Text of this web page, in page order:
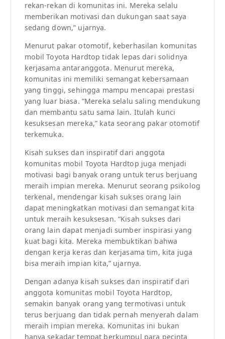
rekan-rekan di komunitas ini. Mereka selalu
memberikan motivasi dan dukungan saat saya
sedang down,” ujarnya.
Menurut pakar otomotif, keberhasilan komunitas
mobil Toyota Hardtop tidak lepas dari solidnya
kerjasama antaranggota. Menurut mereka,
komunitas ini memiliki semangat kebersamaan
yang tinggi, sehingga mampu mencapai prestasi
yang luar biasa. “Mereka selalu saling mendukung
dan membantu satu sama lain. Itulah kunci
kesuksesan mereka,” kata seorang pakar otomotif
terkemuka.
Kisah sukses dan inspiratif dari anggota
komunitas mobil Toyota Hardtop juga menjadi
motivasi bagi banyak orang untuk terus berjuang
meraih impian mereka. Menurut seorang psikolog
terkenal, mendengar kisah sukses orang lain
dapat meningkatkan motivasi dan semangat kita
untuk meraih kesuksesan. “Kisah sukses dari
orang lain dapat menjadi sumber inspirasi yang
kuat bagi kita. Mereka membuktikan bahwa
dengan kerja keras dan kerjasama tim, kita juga
bisa meraih impian kita,” ujarnya.
Dengan adanya kisah sukses dan inspiratif dari
anggota komunitas mobil Toyota Hardtop,
semakin banyak orang yang termotivasi untuk
terus berjuang dan tidak pernah menyerah dalam
meraih impian mereka. Komunitas ini bukan
hanya sekadar tempat berkumpul para pecinta